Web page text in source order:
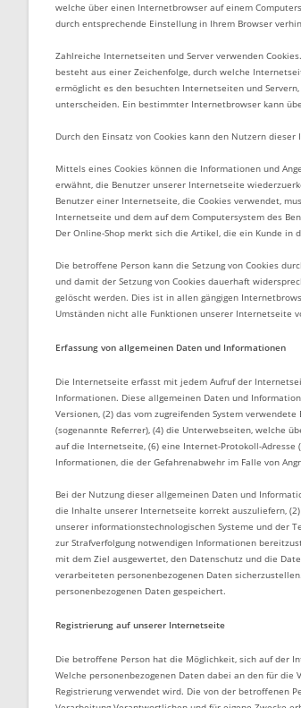
welche über einen Internetbrowser auf einem
durch entsprechende Einstellung in Ihrem Browser
Zahlreiche Internetseiten und Server verwenden
besteht aus einer Zeichenfolge, durch welche
ermöglicht es den besuchten Internetseiten und
unterscheiden. Ein bestimmter Internetbrowser kann
Durch den Einsatz von Cookies kann den Nutzern
Mittels eines Cookies können die Informationen und
erwähnt, die Benutzer unserer Internetseite
Benutzer einer Internetseite, die Cookies verwendet,
Internetseite und dem auf dem Computersystem des
Der Online-Shop merkt sich die Artikel, die ein Kunde in
Die betroffene Person kann die Setzung von Cookies
und damit der Setzung von Cookies dauerhaft
gelöscht werden. Dies ist in allen gängigen
Umständen nicht alle Funktionen unserer Internetseite
Erfassung von allgemeinen Daten und Informationen
Die Internetseite erfasst mit jedem Aufruf der
Informationen. Diese allgemeinen Daten und
Versionen, (2) das vom zugreifenden System
(sogenannte Referrer), (4) die Unterwebseiten, welche
auf die Internetseite, (6) eine Internet-Protokoll-Adresse
Informationen, die der Gefahrenabwehr im Falle von
Bei der Nutzung dieser allgemeinen Daten und
die Inhalte unserer Internetseite korrekt auszuliefern,
unserer informationstechnologischen Systeme und der
zur Strafverfolgung notwendigen Informationen
mit dem Ziel ausgewertet, den Datenschutz und die
verarbeiteten personenbezogenen Daten
personenbezogenen Daten gespeichert.
Registrierung auf unserer Internetseite
Die betroffene Person hat die Möglichkeit, sich auf der
Welche personenbezogenen Daten dabei an den für
Registrierung verwendet wird. Die von der betroffenen